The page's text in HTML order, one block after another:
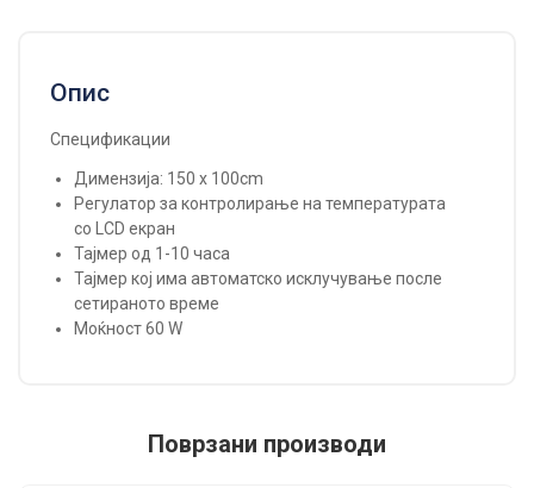
Опис
Спецификации
Димензија: 150 x 100cm
Регулатор за контролирање на температурата
со LCD екран
Тајмер од 1-10 часа
Тајмер кој има автоматско исклучување после
сетираното време
Моќност 60 W
Поврзани производи